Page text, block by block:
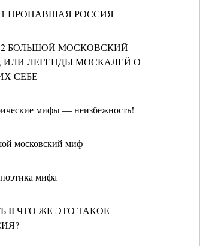
1 ПРОПАВШАЯ РОССИЯ
2 БОЛЬШОЙ МОСКОВСКИЙ
ЛЕГЕНДЫ МОСКАЛЕЙ О
СЕБЕ
мифы — неизбежность!
московский миф
мифа
II ЧТО ЖЕ ЭТО ТАКОЕ